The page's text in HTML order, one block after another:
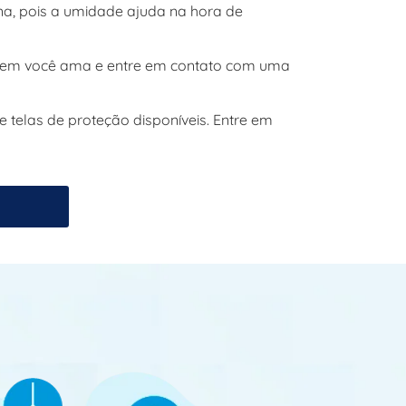
pois a umidade ajuda na hora de
você ama e entre em contato com uma
de proteção disponíveis. Entre em